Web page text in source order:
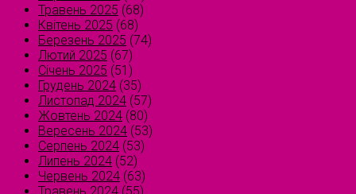
Травень 2025 (68)
Квітень 2025 (68)
Березень 2025 (74)
Лютий 2025 (67)
Січень 2025 (51)
Грудень 2024 (35)
Листопад 2024 (57)
Жовтень 2024 (80)
Вересень 2024 (53)
Серпень 2024 (53)
Липень 2024 (52)
Червень 2024 (63)